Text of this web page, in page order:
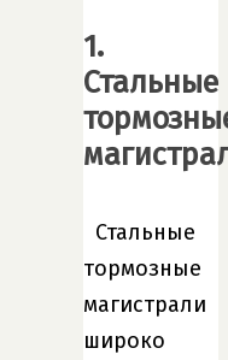
1.
Стальные
Стальные
тормозные
магистрали
широко